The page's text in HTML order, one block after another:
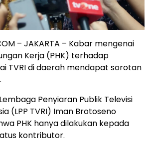
– JAKARTA – Kabar mengenai
Kerja (PHK) terhadap
TVRI di daerah mendapat sorotan
Penyiaran Publik Televisi
(LPP TVRI) Iman Brotoseno
PHK hanya dilakukan kepada
kontributor.